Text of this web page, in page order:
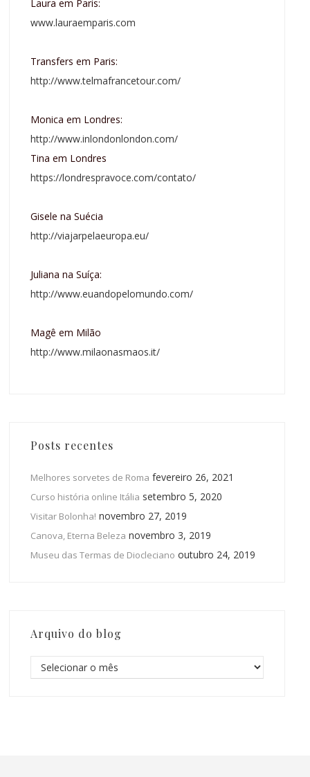
Laura em Paris:
www.lauraemparis.com
Transfers em Paris:
http://www.telmafrancetour.com/
Monica em Londres:
http://www.inlondonlondon.com/
Tina em Londres
https://londrespravoce.com/contato/
Gisele na Suécia
http://viajarpelaeuropa.eu/
Juliana na Suíça:
http://www.euandopelomundo.com/
Magê em Milão
http://www.milaonasmaos.it/
Posts recentes
Melhores sorvetes de Roma fevereiro 26, 2021
Curso história online Itália setembro 5, 2020
Visitar Bolonha! novembro 27, 2019
Canova, Eterna Beleza novembro 3, 2019
Museu das Termas de Diocleciano outubro 24, 2019
Arquivo do blog